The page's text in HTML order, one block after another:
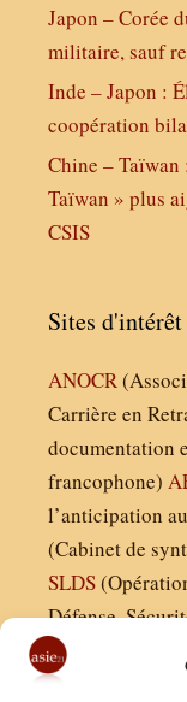
Japon – Corée
militaire, sauf
Inde – Japon :
coopération
Chine –
Taïwan » plus
CSIS
Sites d'intérêt
ANOCR
Carrière en
documentation
francophone)
l’anticipation
(Cabinet de
SLDS
Défense,